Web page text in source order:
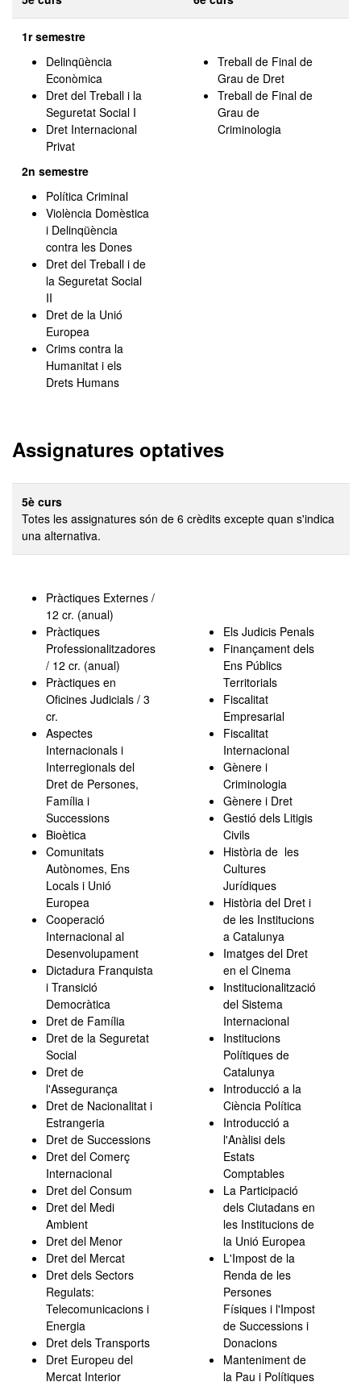
1r semestre
Delinqüència
Econòmica
Dret del Treball i la
Seguretat Social I
Dret Internacional
Privat
2n semestre
Política Criminal
Violència Domèstica
i Delinqüència
contra les Dones
Dret del Treball i de
la Seguretat Social
II
Dret de la Unió
Europea
Crims contra la
Humanitat i els
Drets Humans
Treball de Final de
Grau de Dret
Treball de Final de
Grau de
Criminologia
Assignatures optatives
5è curs
Totes les assignatures són de 6 crèdits excepte quan s'indica
una alternativa.
Pràctiques Externes /
12 cr. (anual)
Pràctiques
Professionalitzadores
/ 12 cr. (anual)
Pràctiques en
Oficines Judicials / 3
cr.
Aspectes
Internacionals i
Interregionals del
Dret de Persones,
Família i
Successions
Bioètica
Comunitats
Autònomes, Ens
Locals i Unió
Europea
Cooperació
Internacional al
Desenvolupament
Dictadura Franquista
i Transició
Democràtica
Dret de Família
Dret de la Seguretat
Social
Dret de
l'Assegurança
Dret de Nacionalitat i
Estrangeria
Dret de Successions
Dret del Comerç
Internacional
Dret del Consum
Dret del Medi
Ambient
Dret del Menor
Dret del Mercat
Dret dels Sectors
Regulats:
Telecomunicacions i
Energia
Dret dels Transports
Dret Europeu del
Mercat Interior
Els Judicis Penals
Finançament dels
Ens Públics
Territorials
Fiscalitat
Empresarial
Fiscalitat
Internacional
Gènere i
Criminologia
Gènere i Dret
Gestió dels Litigis
Civils
Història de les
Cultures
Jurídiques
Història del Dret i
de les Institucions
a Catalunya
Imatges del Dret
en el Cinema
Institucionalització
del Sistema
Internacional
Institucions
Polítiques de
Catalunya
Introducció a la
Ciència Política
Introducció a
l'Anàlisi dels
Estats
Comptables
La Participació
dels Ciutadans en
les Institucions de
la Unió Europea
L'Impost de la
Renda de les
Persones
Físiques i l'Impost
de Successions i
Donacions
Manteniment de
la Pau i Polítiques